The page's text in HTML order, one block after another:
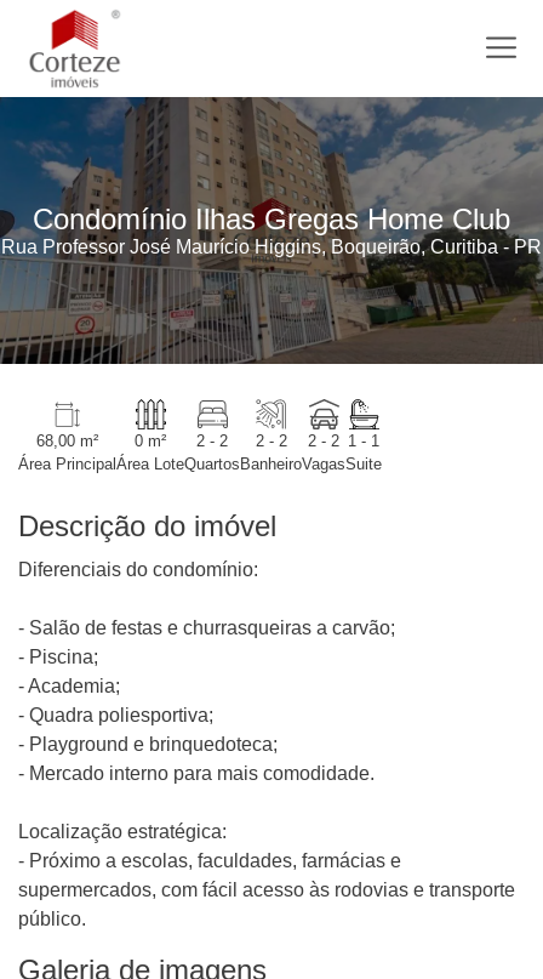
Condomínio Ilhas Gregas Home Club
Rua Professor José Maurício Higgins, Boqueirão, Curitiba - PR
68,00 m²
Área Principal
0 m²
Área Lote
2 - 2
Quartos
2 - 2
Banheiro
2 - 2
Vagas
1 - 1
Suite
Descrição do imóvel
Diferenciais do condomínio:
- Salão de festas e churrasqueiras a carvão;
- Piscina;
- Academia;
- Quadra poliesportiva;
- Playground e brinquedoteca;
- Mercado interno para mais comodidade.
Localização estratégica:
- Próximo a escolas, faculdades, farmácias e
supermercados, com fácil acesso às rodovias e transporte
público.
Galeria de imagens